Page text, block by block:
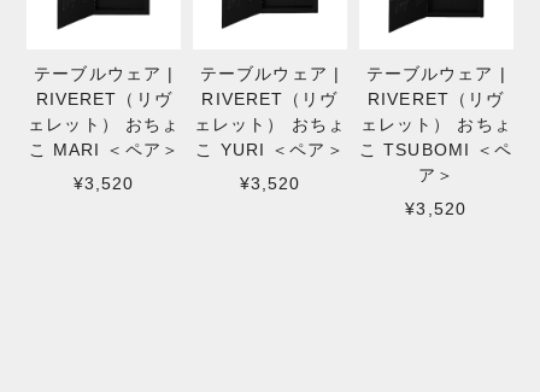
テーブルウェア |
RIVERET（リヴ
ェレット） おちょ
こ MARI ＜ペア＞
¥3,520
テーブルウェア |
RIVERET（リヴ
ェレット） おちょ
こ YURI ＜ペア＞
¥3,520
テーブルウェア |
RIVERET（リヴ
ェレット） おちょ
こ TSUBOMI ＜ペ
ア＞
¥3,520